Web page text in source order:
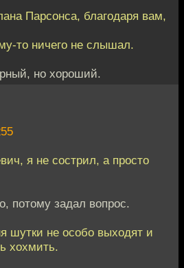
Парсонса, благодаря вам,
то ничего не слышал.
но хороший.
я не сострил, а просто
потому задал вопрос.
шутки не особо выходят и
хохмить.